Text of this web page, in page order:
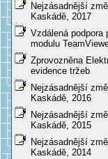
Nejzásadnější
Kaskádě, 2017
Vzdálená podpora
modulu
Zprovozněna
evidence tržeb
Nejzásadnější
Kaskádě, 2016
Nejzásadnější
Kaskádě, 2015
Nejzásadnější
Kaskádě, 2014